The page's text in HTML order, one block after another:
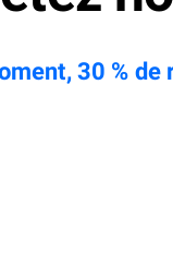
30 % de